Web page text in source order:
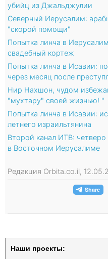
убийц из Джальджулии
Северный Иерусалим:
"скорой помощи"
Попытка линча в
свадебный кортеж
Попытка линча в Исавии:
через месяц после
Нир Нахшон, чудом
"мухтару" своей жизнью! "
Попытка линча в Исавии:
летнего израильтянина
Второй канал ИТВ:
в Восточном Иерусалиме
Редакция Orbita.co.il,
Наши проекты: